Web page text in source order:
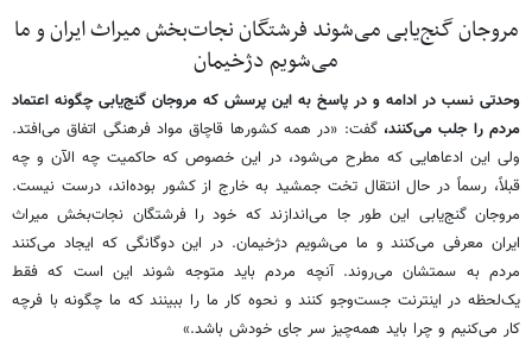
مروجان گنج‌یابی می‌شوند فرشتگان نجات‌بخش میراث ایران و ما
می‌شویم دژخیمان
وحدتی نسب در ادامه و در پاسخ به این پرسش که مروجان گنج‌یابی چگونه اعتماد
مردم را جلب می‌کنند،گفت: «در همه کشورها قاچاق مواد فرهنگی اتفاق می‌افتد.
ولی این ادعاهایی که مطرح می‌شود، در این خصوص که حاکمیت چه الآن و چه
قبلاً، رسماً در حال انتقال تخت جمشید به خارج از کشور بوده‌اند، درست نیست.
مروجان گنج‌یابی این‌ طور جا می‌اندازند که خود را فرشتگان نجات‌بخش میراث
ایران معرفی می‌کنند و ما می‌شویم دژخیمان. در این دوگانگی که ایجاد می‌کنند
مردم به سمتشان می‌روند. آنچه مردم باید متوجه شوند این است که فقط
یک‌لحظه در اینترنت جست‌وجو کنند و نحوه کار ما را ببینند که ما چگونه با فرچه
کار می‌کنیم و چرا باید همه‌چیز سر جای خودش باشد.»